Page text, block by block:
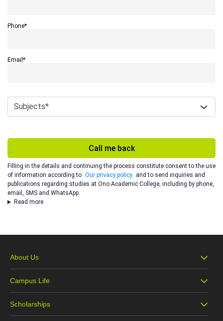
Phone*
Email*
Call me back
Filling in the details and continuing the process constitute consent to the use
of information according to Our privacy policy and to send inquiries and
publications regarding studies at Ono Academic College, including by phone,
email, SMS and WhatsApp.
Read more
About Us
About Ono
Our Vision
Campus Life
Campus Life
Scholarships